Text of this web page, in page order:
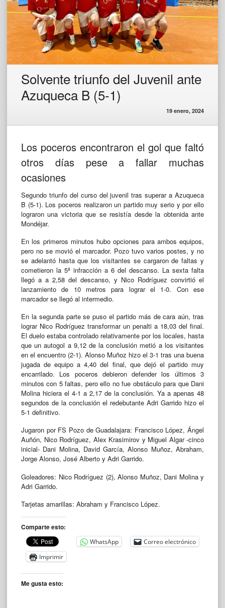
Solvente triunfo del Juvenil ante
Azuqueca B (5-1)
19 enero, 2024
Los poceros encontraron el gol que faltó
otros días pese a fallar muchas
ocasiones
Segundo triunfo del curso del juvenil tras superar a Azuqueca
B (5-1). Los poceros realizaron un partido muy serio y por ello
lograron una victoria que se resistía desde la obtenida ante
Mondéjar.
En los primeros minutos hubo opciones para ambos equipos,
pero no se movió el marcador. Pozo tuvo varios postes, y no
se adelantó hasta que los visitantes se cargaron de faltas y
cometieron la 5ª infracción a 6 del descanso. La sexta falta
llegó a a 2,58 del descanso, y Nico Rodríguez convirtió el
lanzamiento de 10 metros para lograr el 1-0. Con ese
marcador se llegó al intermedio.
En la segunda parte se puso el partido más de cara aún, tras
lograr Nico Rodríguez transformar un penalti a 18,03 del final.
El duelo estaba controlado relativamente por los locales, hasta
que un autogol a 9,12 de la conclusión metió a los visitantes
en el encuentro (2-1). Alonso Muñoz hizo el 3-1 tras una buena
jugada de equipo a 4,40 del final, que dejó el partido muy
encarrilado. Los poceros debieron defender los últimos 3
minutos con 5 faltas, pero ello no fue obstáculo para que Dani
Molina hiciera el 4-1 a 2,17 de la conclusión. Ya a apenas 48
segundos de la conclusión el redebutante Adri Garrido hizo el
5-1 definitivo.
Jugaron por FS Pozo de Guadalajara: Francisco López, Ángel
Auñón, Nico Rodríguez, Alex Krasimirov y Miguel Algar -cinco
inicial- Dani Molina, David García, Alonso Muñoz, Abraham,
Jorge Alonso, José Alberto y Adri Garrido.
Goleadores: Nico Rodríguez (2), Alonso Muñoz, Dani Molina y
Adri Garrido.
Tarjetas amarillas: Abraham y Francisco López.
Comparte esto:
WhatsApp
Correo electrónico
Imprimir
Me gusta esto: